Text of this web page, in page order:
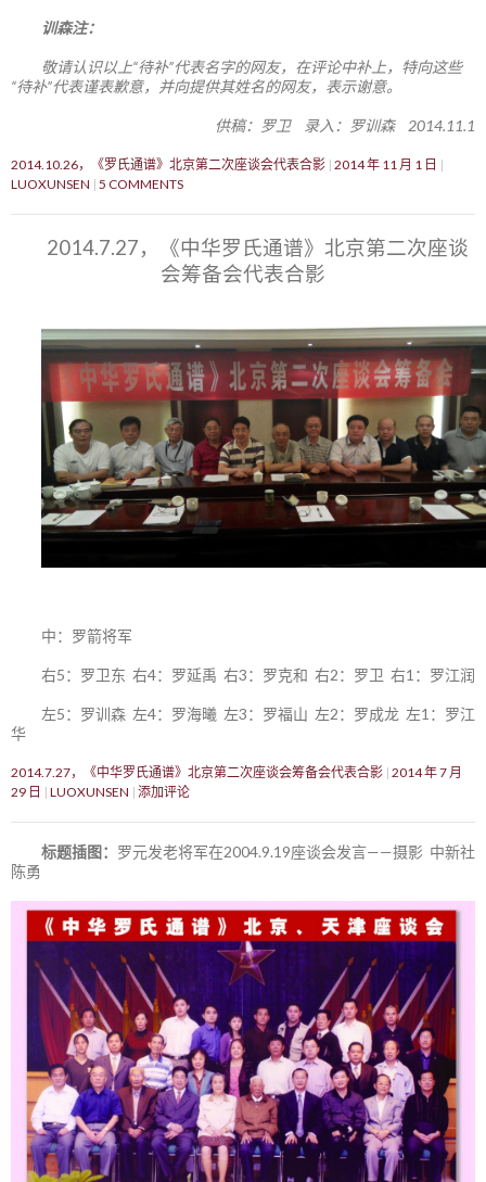
训森注：
敬请认识以上“待补”代表名字的网友，在评论中补上，特向这些
“待补”代表谨表歉意，并向提供其姓名的网友，表示谢意。
供稿：罗卫 录入：罗训森 2014.11.1
2014.10.26，《罗氏通谱》北京第二次座谈会代表合影 2014 年 11 月 1 日
LUOXUNSEN 5 COMMENTS
2014.7.27，《中华罗氏通谱》北京第二次座谈
会筹备会代表合影
中：罗箭将军
右5：罗卫东 右4：罗延禹 右3：罗克和 右2：罗卫 右1：罗江润
左5：罗训森 左4：罗海曦 左3：罗福山 左2：罗成龙 左1：罗江
华
2014.7.27，《中华罗氏通谱》北京第二次座谈会筹备会代表合影 2014 年 7 月
29 日
LUOXUNSEN 添加评论
标题插图： 罗元发老将军在2004.9.19座谈会发言——摄影 中新社
陈勇